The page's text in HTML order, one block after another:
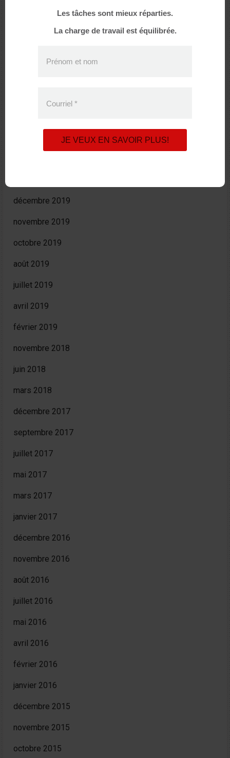
décembre 2020
décembre 2019
novembre 2019
octobre 2019
août 2019
juillet 2019
avril 2019
février 2019
novembre 2018
juin 2018
mars 2018
décembre 2017
septembre 2017
juillet 2017
mai 2017
mars 2017
janvier 2017
décembre 2016
novembre 2016
août 2016
juillet 2016
mai 2016
avril 2016
février 2016
janvier 2016
décembre 2015
novembre 2015
octobre 2015
Les tâches sont mieux réparties.
La charge de travail est équilibrée.
Prénom et nom
Courriel *
JE VEUX EN SAVOIR PLUS!